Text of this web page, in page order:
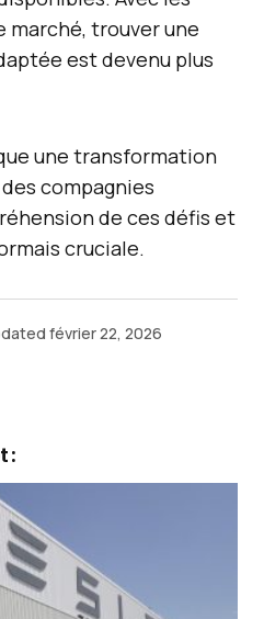
marché, trouver une
est devenu plus
une transformation
compagnies
de ces défis et
cruciale.
février 22, 2026
sera pas publiée.Les
indiqués avec
: